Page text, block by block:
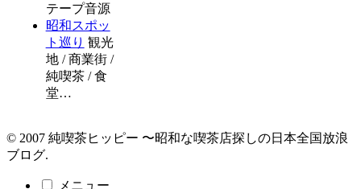
テープ音源
昭和スポッ
ト巡り 観光
地 / 商業街 /
純喫茶 / 食
堂…
© 2007 純喫茶ヒッピー 〜昭和な喫茶店探しの日本全国放浪
ブログ.
メニュー